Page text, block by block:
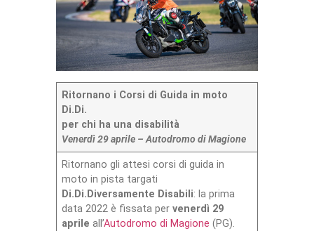
Ritornano i Corsi di Guida in moto
Di.Di.
per chi ha una disabilità
Venerdì 29 aprile – Autodromo di Magione
Ritornano gli attesi corsi di guida in
moto in pista targati
Di.Di.Diversamente Disabili: la prima
data 2022 è fissata pervenerdì 29
aprile all’Autodromo di Magione (PG).